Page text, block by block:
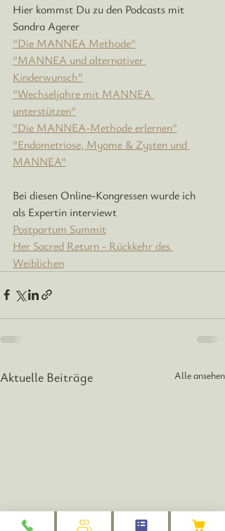
Hier kommst Du zu den Podcasts mit
Sandra Agerer
"Die MANNEA Methode"
"MANNEA und alternativer
Kinderwunsch"
"Wechseljahre mit MANNEA
unterstützen"
"Die MANNEA-Methode erlernen"
"Endometriose, Myome & Zysten und
MANNEA"
Bei diesen Online-Kongressen wurde ich
als Expertin interviewt
Postpartum Summit
Her Sacred Return - Rückkehr des
Weiblichen
Aktuelle Beiträge Alle ansehen